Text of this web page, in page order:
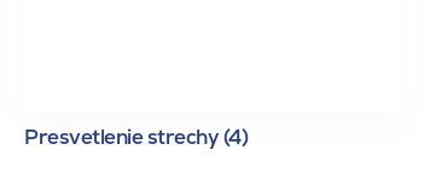
Presvetlenie strechy (4)